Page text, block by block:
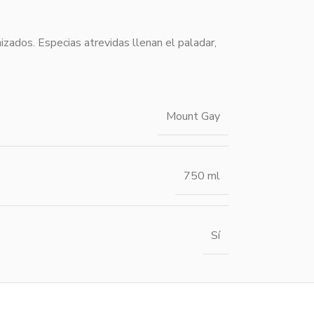
Especias atrevidas llenan el paladar,
Mount Gay
750 ml
Sí